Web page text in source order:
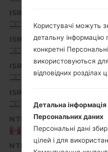
ISR
Israel
ISR
Israel
ISR
Israel
ISR
Israel
NTP
Peru
NTP
Користувачі можуть
детальну інформацію
конкретні
використовуються
відповідних розділах
Детальна
Персональних даних
Персональні дані
цілей і для